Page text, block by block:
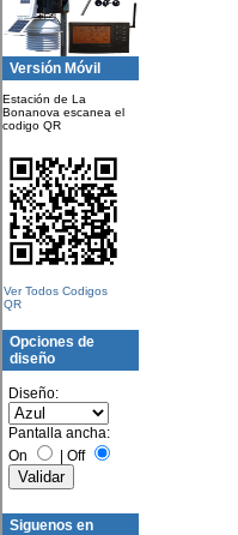
Versión Móvil
Estación de La
Bonanova escanea el
codigo QR
Ver Todos Codigos
QR
Opciones de
diseño
Diseño:
Pantalla ancha:
On
Off
Siguenos en